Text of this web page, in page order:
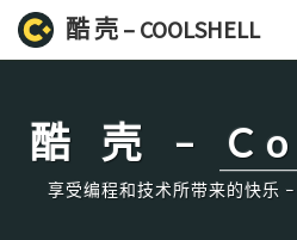
酷 壳 – COOLSHELL
酷 壳 –
享受编程和技术所带来的快乐